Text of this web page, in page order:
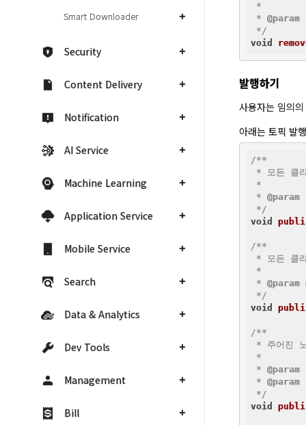
Smart Downloader
Security
Content Delivery
Notification
AI Service
Machine Learning
Application Service
Mobile Service
Search
Data & Analytics
Dev Tools
Management
Bill
*
* @param
*/
void
발행하기
사용자는 임의
아래는 토픽 발
/**
* 모든 클
*
* @param
*/
void
/**
* 모든 클
*
* @param
*/
void
/**
* 주어진
*
* @param
* @param
*/
void